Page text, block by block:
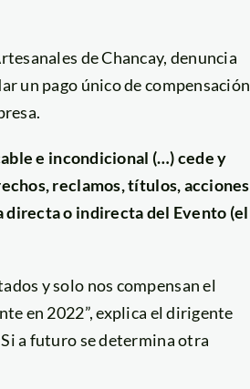
de Chancay, denuncia
un pago único de compensación
e incondicional (…) cede y
reclamos, títulos, acciones
directa o indirecta del Evento (el
y solo nos compensan el
en 2022”, explica el dirigente
a futuro se determina otra